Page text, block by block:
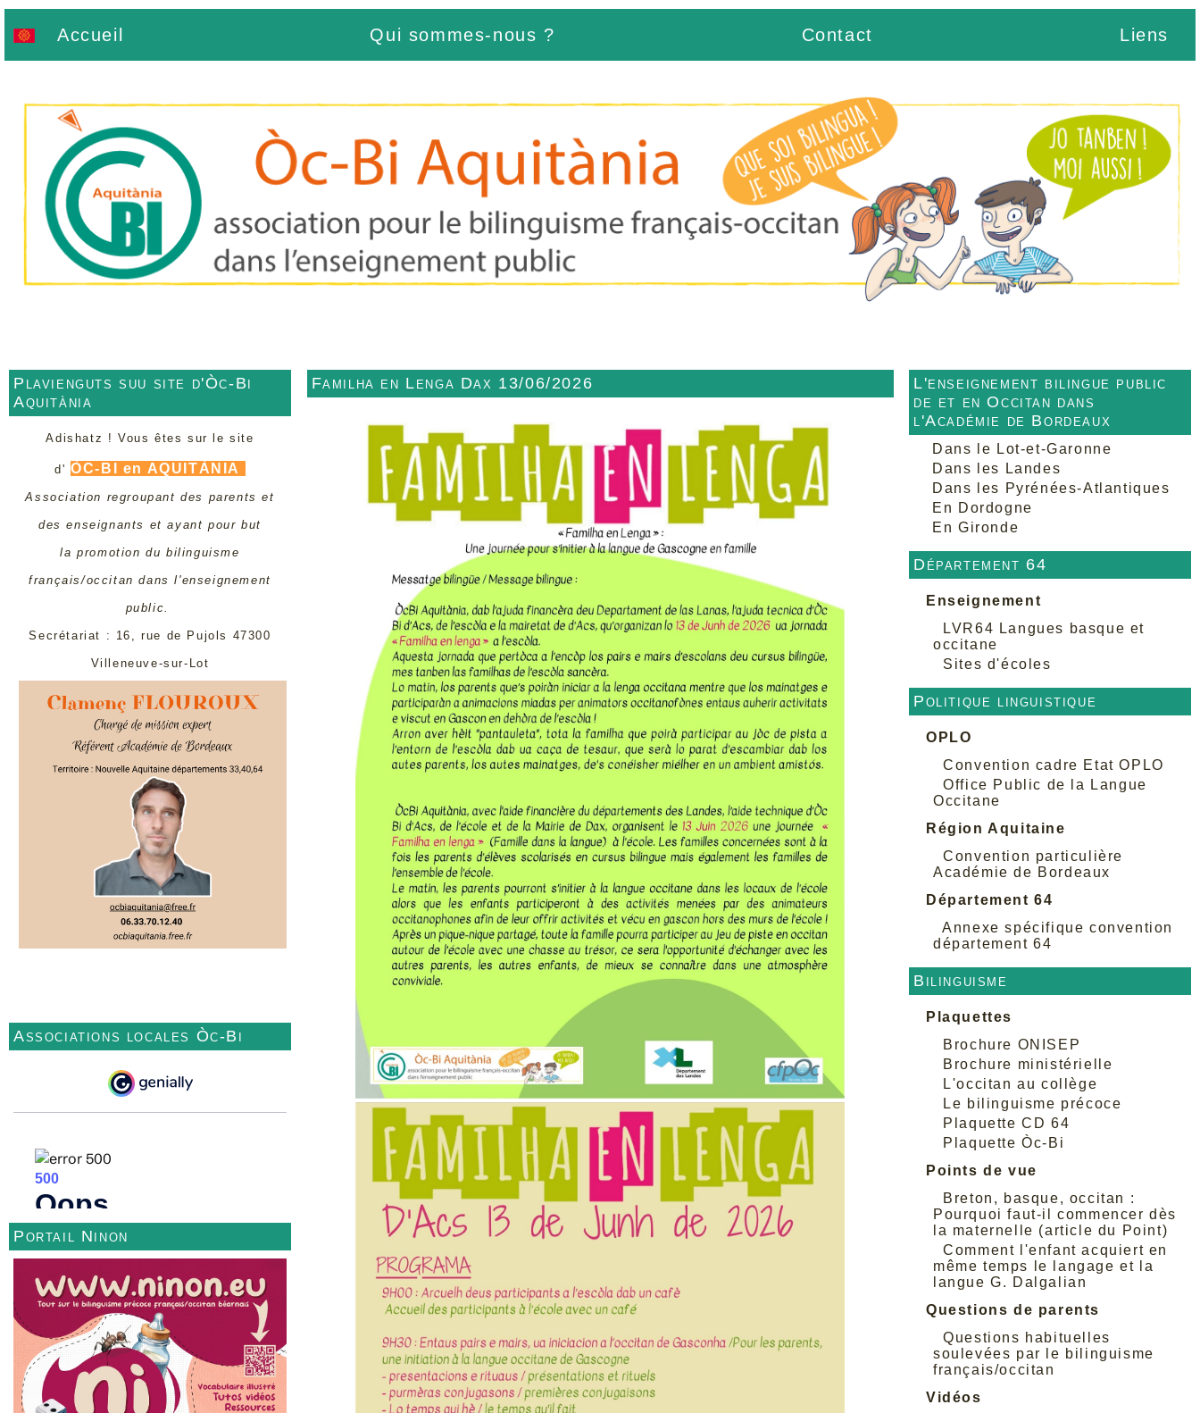
Accueil Qui sommes-nous ? Contact Liens
Plavienguts suu site d'Òc-Bi
Aquitània
Adishatz ! Vous êtes sur le site
d' ÒC-BI en AQUITÀNIA
Association regroupant des parents et
des enseignants et ayant pour but
la promotion du bilinguisme
français/occitan dans l'enseignement
public.
Secrétariat : 16, rue de Pujols 47300
Villeneuve-sur-Lot
Associations locales Òc-Bi
Portail Ninon
Familha en Lenga Dax 13/06/2026
L'enseignement bilingue public
de et en Occitan dans
l'Académie de Bordeaux
Dans le Lot-et-Garonne
Dans les Landes
Dans les Pyrénées-Atlantiques
En Dordogne
En Gironde
Département 64
Enseignement
LVR64 Langues basque et
occitane
Sites d'écoles
Politique linguistique
OPLO
Convention cadre Etat OPLO
Office Public de la Langue
Occitane
Région Aquitaine
Convention particulière
Académie de Bordeaux
Département 64
Annexe spécifique convention
département 64
Bilinguisme
Plaquettes
Brochure ONISEP
Brochure ministérielle
L'occitan au collège
Le bilinguisme précoce
Plaquette CD 64
Plaquette Òc-Bi
Points de vue
Breton, basque, occitan :
Pourquoi faut-il commencer dès
la maternelle (article du Point)
Comment l'enfant acquiert en
même temps le langage et la
langue G. Dalgalian
Questions de parents
Questions habituelles
soulevées par le bilinguisme
français/occitan
Vidéos